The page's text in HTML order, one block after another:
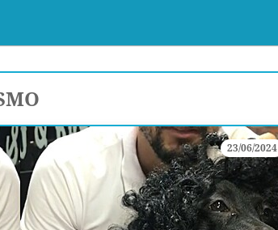
23/06/2024